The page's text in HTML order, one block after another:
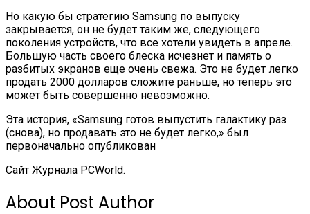
Но какую бы стратегию Samsung по выпуску
закрывается, он не будет таким же, следующего
поколения устройств, что все хотели увидеть в апреле.
Большую часть своего блеска исчезнет и память о
разбитых экранов еще очень свежа. Это не будет легко
продать 2000 долларов сложите раньше, но теперь это
может быть совершенно невозможно.
Эта история, «Samsung готов выпустить галактику раз
(снова), но продавать это не будет легко,» был
первоначально опубликован
Сайт Журнала PCWorld.
About Post Author